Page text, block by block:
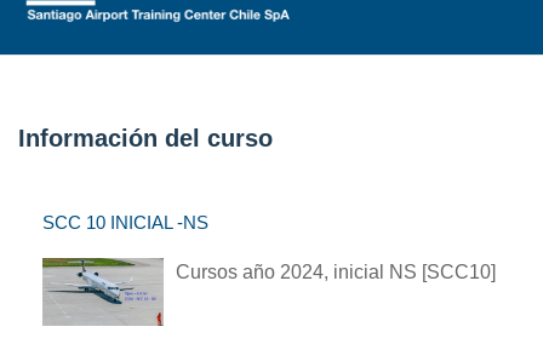
Información del curso
SCC 10 INICIAL -NS
Cursos año 2024, inicial NS [SCC10]